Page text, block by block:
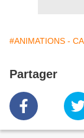
#ANIMATIONS -
Partager